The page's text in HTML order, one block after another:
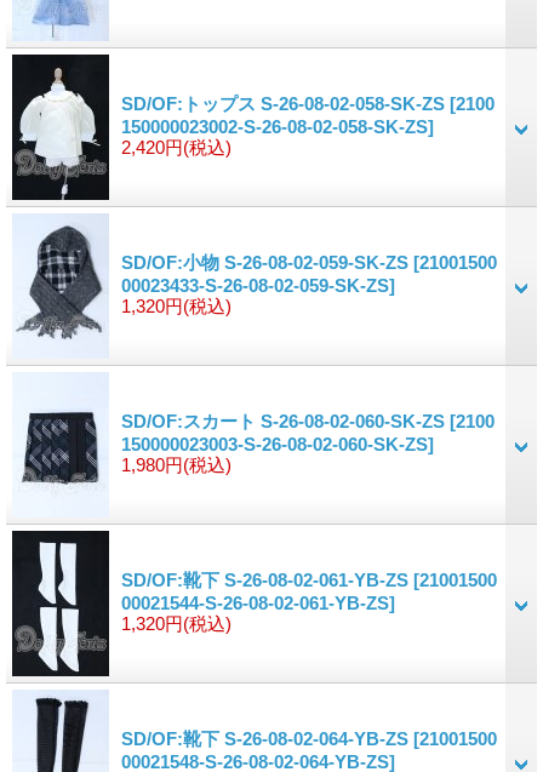
SD/OF:トップス S-26-08-02-058-SK-ZS [2100
150000023002-S-26-08-02-058-SK-ZS]
2,420円(税込)
SD/OF:小物 S-26-08-02-059-SK-ZS [21001500
00023433-S-26-08-02-059-SK-ZS]
1,320円(税込)
SD/OF:スカート S-26-08-02-060-SK-ZS [2100
150000023003-S-26-08-02-060-SK-ZS]
1,980円(税込)
SD/OF:靴下 S-26-08-02-061-YB-ZS [21001500
00021544-S-26-08-02-061-YB-ZS]
1,320円(税込)
SD/OF:靴下 S-26-08-02-064-YB-ZS [21001500
00021548-S-26-08-02-064-YB-ZS]